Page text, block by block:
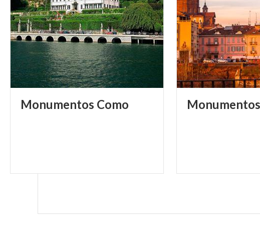
7. Malpaga, el señorío
Un castillo en medio de
afueras de Cavernago,
estableció su
corazón dedicado al
Monumentos Como Monumentos